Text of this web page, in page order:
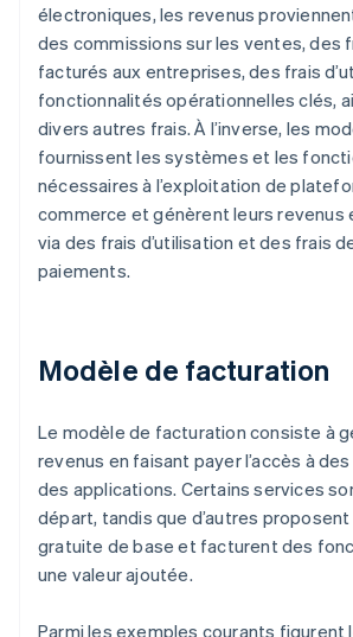
électroniques, les revenus
des commissions sur les ventes, des
facturés aux entreprises, des frais
fonctionnalités opérationnelles clés,
divers autres frais. À l’inverse, les
fournissent les systèmes et les
nécessaires à l’exploitation de
commerce et génèrent leurs
via des frais d’utilisation et des frais
paiements.
Modèle de facturation
Le modèle de facturation consiste à
revenus en faisant payer l’accès à
des applications. Certains services
départ, tandis que d’autres
gratuite de base et facturent des
une valeur ajoutée.
Parmi les exemples courants figurent